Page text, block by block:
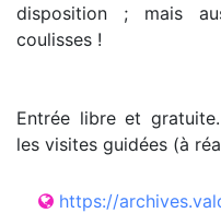
disposition ; mais
coulisses !
Entrée libre et
les visites guidées (à
https://